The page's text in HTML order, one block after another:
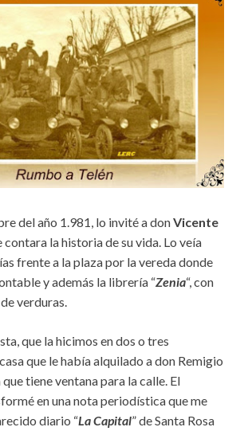
del año 1.981, lo invité a donVicente
contara la historia de su vida. Lo veía
frente a la plaza por la vereda donde
y además la librería “Zenia“, con
verduras.
que la hicimos en dos o tres
que le había alquilado a don Remigio
tiene ventana para la calle. El
en una nota periodística que me
diario “La Capital” de Santa Rosa